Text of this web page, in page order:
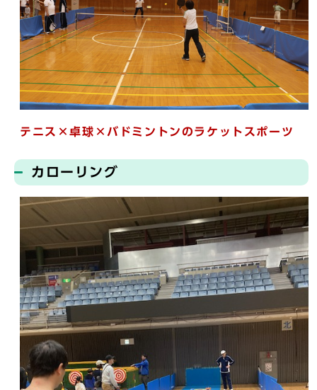
テニス×卓球×バドミントンのラケットスポーツ
カローリング